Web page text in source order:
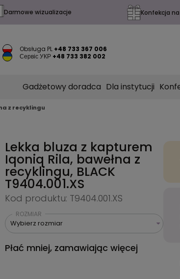
Darmowe wizualizacje Konfekcja
Obsługa PL +48 733 367 006
Сервіс УКР +48 733 382 002
Gadżetowy doradca Dla instytucji
z recyklingu
Lekka bluza z kapturem
Iqoniq Rila, bawełna z
recyklingu, BLACK
T9404.001.XS
Kod produktu: T9404.001.XS
ROZMIAR
Wybierz rozmiar
Płać mniej, zamawiając więcej